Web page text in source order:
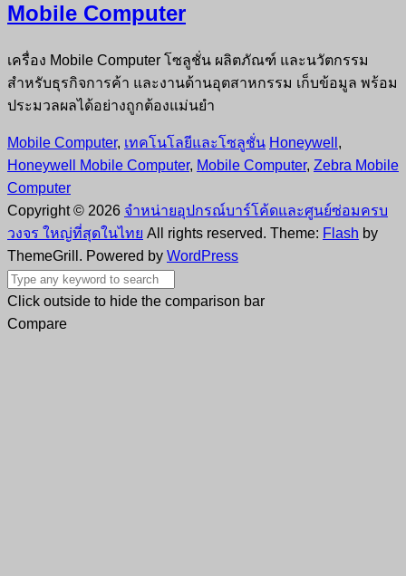
Mobile Computer
เครื่อง Mobile Computer โซลูชั่น ผลิตภัณฑ์ และนวัตกรรม
สำหรับธุรกิจการค้า และงานด้านอุตสาหกรรม เก็บข้อมูล พร้อม
ประมวลผลได้อย่างถูกต้องแม่นยำ
Mobile Computer, เทคโนโลยีและโซลูชั่น Honeywell ,
Honeywell Mobile Computer, Mobile Computer, Zebra Mobile
Computer
Copyright © 2026 จำหน่ายอุปกรณ์บาร์โค้ดและศูนย์ซ่อมครบ
วงจร ใหญ่ที่สุดในไทย All rights reserved. Theme: Flash by
ThemeGrill. Powered by WordPress
Click outside to hide the comparison bar
Compare